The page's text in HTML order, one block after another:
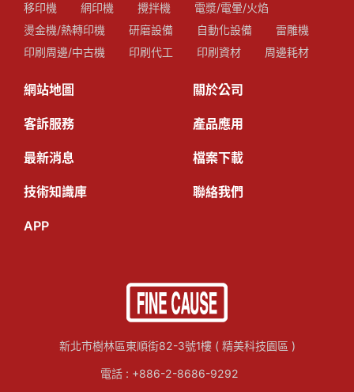
移印機 網印機 攪拌機
電漿/電暈/火焰
燙金機/熱轉印機
研磨設備 自動化設備
雷雕機
印刷周邊/中古機
印刷代工 印刷資材 周邊耗材
網站地圖 關於公司
客訴服務 產品應用
最新消息 檔案下載
技術知識庫 聯絡我們
APP
新北市樹林區東順街82-3號1樓 ( 精美科技園區 )
電話 : +886-2-8686-9292